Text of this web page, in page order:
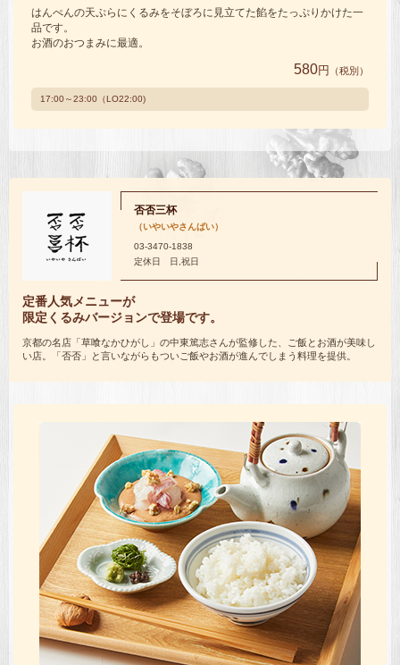
はんぺんの天ぷらにくるみをそぼろに見立てた餡をたっぷりかけた一
品です。
お酒のおつまみに最適。
580円 （税別）
17:00～23:00（LO22:00)
否否三杯
（いやいやさんばい）
03-3470-1838
定休日 日,祝日
定番人気メニューが
限定くるみバージョンで登場です。
京都の名店「草喰なかひがし」の中東篤志さんが監修した、ご飯とお酒が美味し
い店。「否否」と言いながらもついご飯やお酒が進んでしまう料理を提供。